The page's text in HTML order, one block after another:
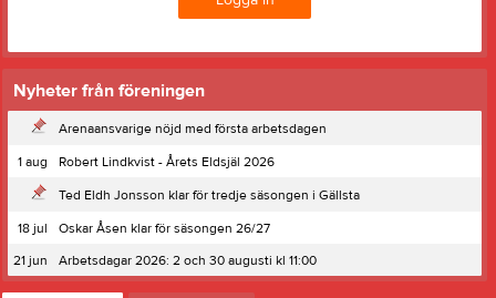
Nyheter från föreningen
Arenaansvarige nöjd med första arbetsdagen
1 aug
Robert Lindkvist - Årets Eldsjäl 2026
Ted Eldh Jonsson klar för tredje säsongen i Gällsta
18 jul
Oskar Åsen klar för säsongen 26/27
21 jun
Arbetsdagar 2026: 2 och 30 augusti kl 11:00